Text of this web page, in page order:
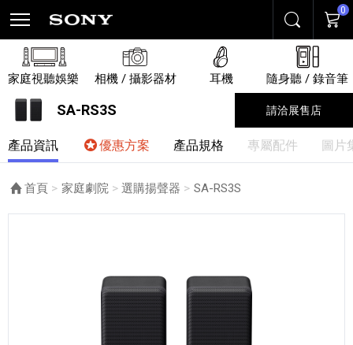
搜尋 購物
0
家庭視聽娛樂 相機 / 攝影器材 耳機 隨身聽 / 錄音筆
SA-RS3S 請洽展售店
產品資訊 優惠方案 產品規格 專屬配件 圖片
首頁 家庭劇院 選購揚聲器 目前頁面：
SA-RS3S